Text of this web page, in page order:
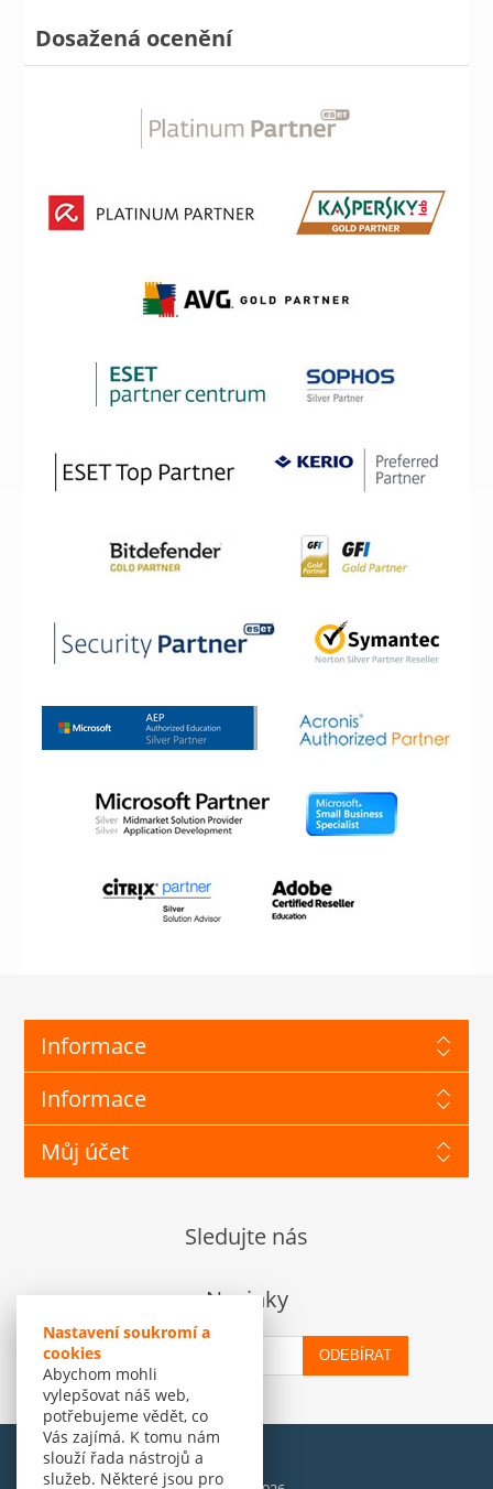
Nastavení soukromí a
cookies
Abychom mohli
vylepšovat náš web,
potřebujeme vědět, co
Vás zajímá. K tomu nám
slouží řada nástrojů a
služeb. Některé jsou pro
Dosažená ocenění
Informace
Informace
Můj účet
Sledujte nás
Novinky
ODEBÍRAT